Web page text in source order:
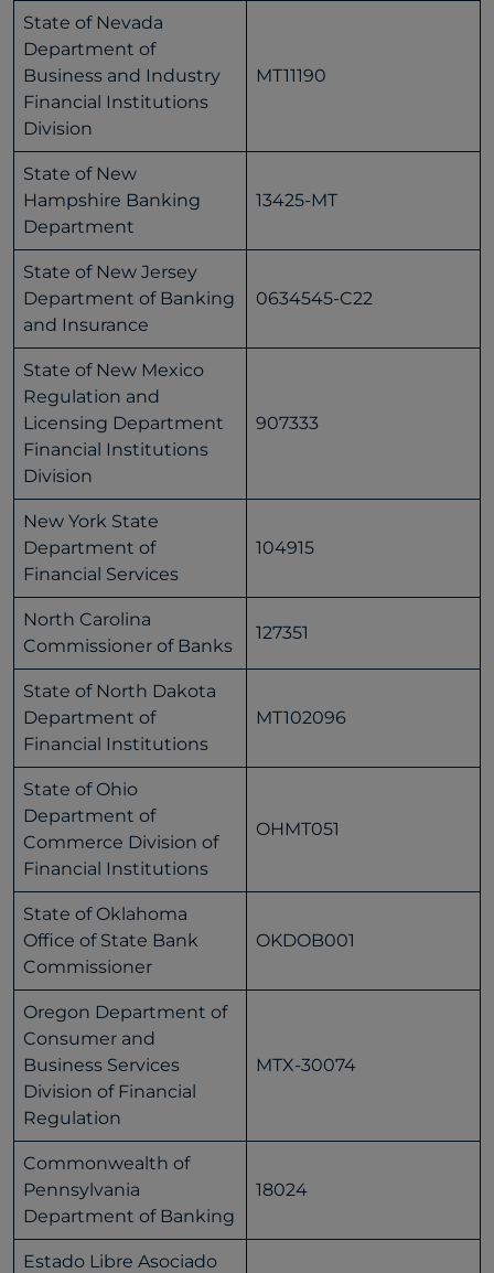
State of Nevada
Department of
Business and Industry
Financial Institutions
Division
MT11190
State of New
Hampshire Banking
Department
13425-MT
State of New Jersey
Department of Banking
and Insurance
0634545-C22
State of New Mexico
Regulation and
Licensing Department
Financial Institutions
Division
907333
New York State
Department of
Financial Services
104915
North Carolina
Commissioner of Banks
127351
State of North Dakota
Department of
Financial Institutions
MT102096
State of Ohio
Department of
Commerce Division of
Financial Institutions
OHMT051
State of Oklahoma
Office of State Bank
Commissioner
OKDOB001
Oregon Department of
Consumer and
Business Services
Division of Financial
Regulation
MTX-30074
Commonwealth of
Pennsylvania
Department of Banking
18024
Estado Libre Asociado